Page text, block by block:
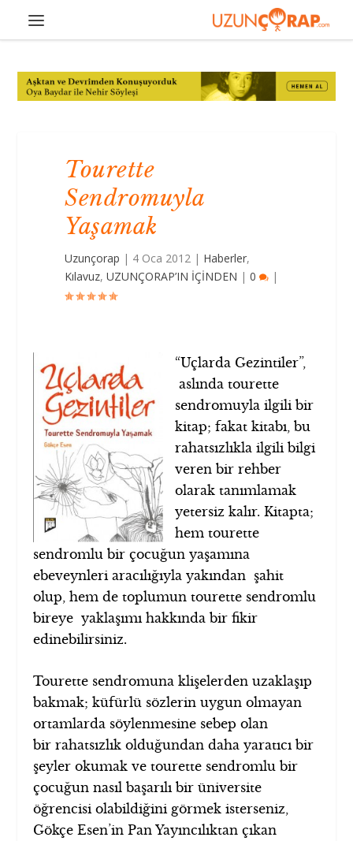
Tourette
Sendromuyla
Yaşamak
Uzunçorap | 4 Oca 2012 | Haberler,
Kılavuz,UZUNÇORAP’IN İÇİNDEN |0 |
“Uçlarda Gezintiler”,
aslında tourette
sendromuyla ilgili bir
kitap; fakat kitabı, bu
rahatsızlıkla ilgili bilgi
veren bir rehber
olarak tanımlamak
yetersiz kalır. Kitapta;
hem tourette
sendromlu bir çocuğun yaşamına
ebeveynleri aracılığıyla yakından şahit
olup, hem de toplumun tourette sendromlu
bireye yaklaşımı hakkında bir fikir
edinebilirsiniz.
Tourette sendromuna klişelerden uzaklaşıp
bakmak; küfürlü sözlerin uygun olmayan
ortamlarda söylenmesine sebep olan
bir rahatsızlık olduğundan daha yaratıcı bir
şeyler okumak ve tourette sendromlu bir
çocuğun nasıl başarılı bir üniversite
öğrencisi olabildiğini görmek isterseniz,
Gökçe Esen’in Pan Yayıncılıktan çıkan